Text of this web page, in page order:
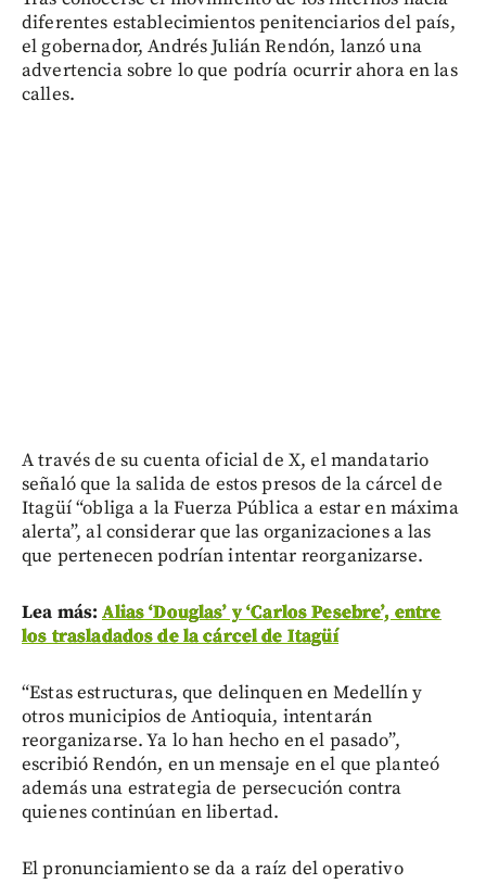
diferentes establecimientos penitenciarios del país,
el gobernador, Andrés Julián Rendón, lanzó una
advertencia sobre lo que podría ocurrir ahora en las
calles.
A través de su cuenta oficial de X, el mandatario
señaló que la salida de estos presos de la cárcel de
Itagüí “obliga a la Fuerza Pública a estar en máxima
alerta”, al considerar que las organizaciones a las
que pertenecen podrían intentar reorganizarse.
Lea más:Alias ‘Douglas’ y ‘Carlos Pesebre’, entre
los trasladados de la cárcel de Itagüí
“Estas estructuras, que delinquen en Medellín y
otros municipios de Antioquia, intentarán
reorganizarse. Ya lo han hecho en el pasado”,
escribió Rendón, en un mensaje en el que planteó
además una estrategia de persecución contra
quienes continúan en libertad.
El pronunciamiento se da a raíz del operativo